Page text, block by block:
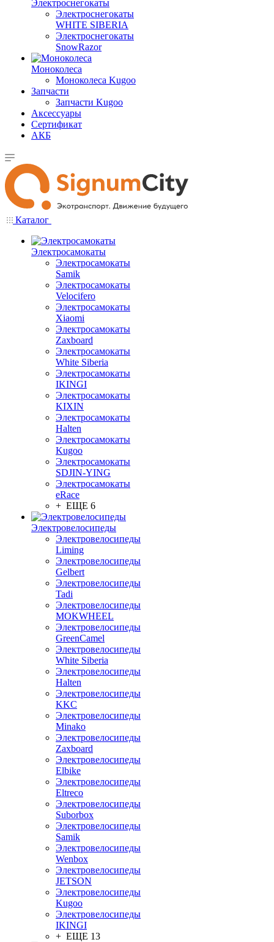
Электроснегокаты
Электроснегокаты
WHITE SIBERIA
Электроснегокаты
SnowRazor
Моноколеса
Моноколеса Kugoo
Запчасти
Запчасти Kugoo
Аксессуары
Сертификат
АКБ
Каталог
Электросамокаты
Электросамокаты
Samik
Электросамокаты
Velocifero
Электросамокаты
Xiaomi
Электросамокаты
Zaxboard
Электросамокаты
White Siberia
Электросамокаты
IKINGI
Электросамокаты
KIXIN
Электросамокаты
Halten
Электросамокаты
Kugoo
Электросамокаты
SDJIN-YING
Электросамокаты
eRace
+ ЕЩЕ 6
Электровелосипеды
Электровелосипеды
Liming
Электровелосипеды
Gelbert
Электровелосипеды
Tadi
Электровелосипеды
MOKWHEEL
Электровелосипеды
GreenCamel
Электровелосипеды
White Siberia
Электровелосипеды
Halten
Электровелосипеды
KKC
Электровелосипеды
Minako
Электровелосипеды
Zaxboard
Электровелосипеды
Elbike
Электровелосипеды
Eltreco
Электровелосипеды
Suborbox
Электровелосипеды
Samik
Электровелосипеды
Wenbox
Электровелосипеды
JETSON
Электровелосипеды
Kugoo
Электровелосипеды
IKINGI
+ ЕЩЕ 13